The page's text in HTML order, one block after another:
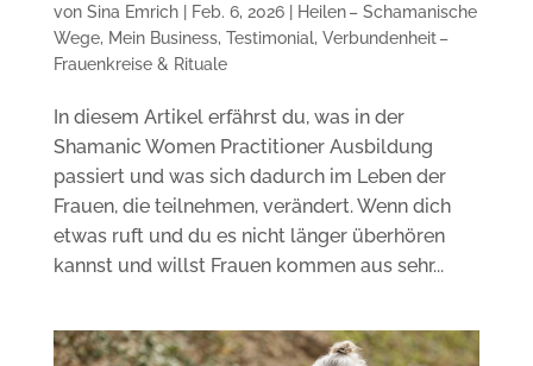
von Sina Emrich| Feb. 6, 2026| Heilen – Schamanische
Wege, Mein Business, Testimonial, Verbundenheit –
Frauenkreise & Rituale
In diesem Artikel erfährst du, was in der
Shamanic Women Practitioner Ausbildung
passiert und was sich dadurch im Leben der
Frauen, die teilnehmen, verändert. Wenn dich
etwas ruft und du es nicht länger überhören
kannst und willst Frauen kommen aus sehr...